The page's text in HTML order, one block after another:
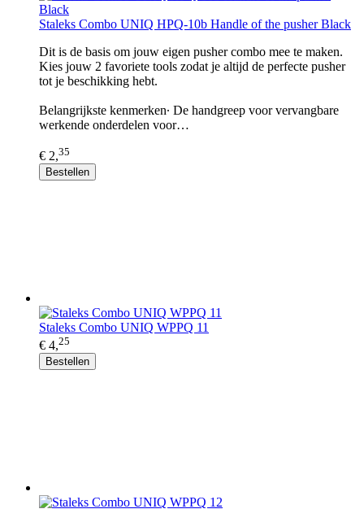
Staleks Combo UNIQ HPQ-10b Handle of the pusher Black
Dit is de basis om jouw eigen pusher combo mee te maken.
Kies jouw 2 favoriete tools zodat je altijd de perfecte pusher
tot je beschikking hebt.
Belangrijkste kenmerken∙ De handgreep voor vervangbare
werkende onderdelen voor…
€ 2,35
Bestellen
Staleks Combo UNIQ WPPQ 11
€ 4,25
Bestellen